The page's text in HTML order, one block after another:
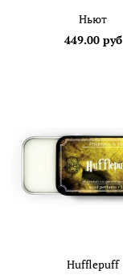
Ньют
449.00 руб
Hufflepuff